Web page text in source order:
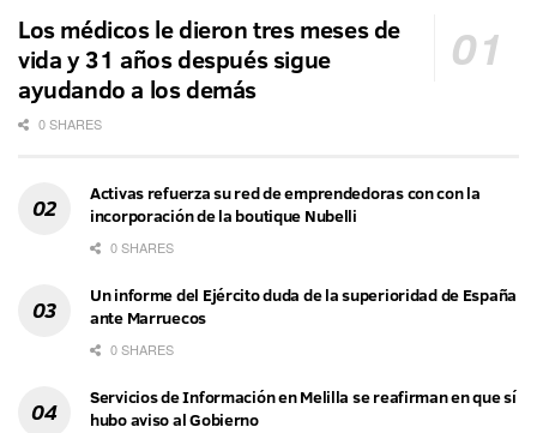
Los médicos le dieron tres meses de
vida y 31 años después sigue
ayudando a los demás
0 SHARES
Activas refuerza su red de emprendedoras con con la
incorporación de la boutique Nubelli
0 SHARES
Un informe del Ejército duda de la superioridad de España
ante Marruecos
0 SHARES
Servicios de Información en Melilla se reafirman en que sí
hubo aviso al Gobierno